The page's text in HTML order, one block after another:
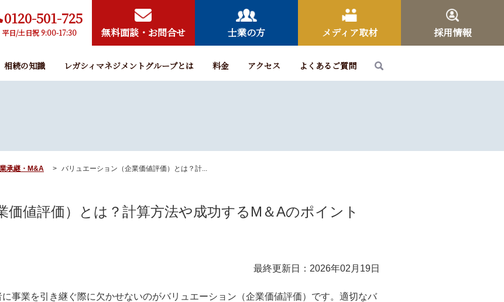
0120-501-725
平日/土日祝 9:00-17:30 無料面談・お問合せ 士業の方 メディア取材 採用情報
相続の知識 レガシィマネジメントグループとは 料金 アクセス よくあるご質問
承継・M&A バリュエーション（企業価値評価）とは？計...
価値評価）とは？計算方法や成功するM＆Aのポイント
最終更新日：2026年02月19日
事業を引き継ぐ際に欠かせないのがバリュエーション（企業価値評価）です。適切なバ